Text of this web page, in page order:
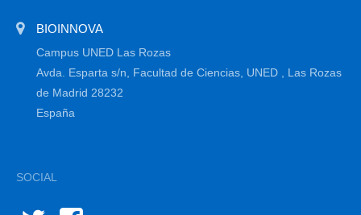
BIOINNOVA
Campus UNED Las Rozas
Avda. Esparta s/n, Facultad de Ciencias, UNED , Las Rozas
de Madrid 28232
España
SOCIAL